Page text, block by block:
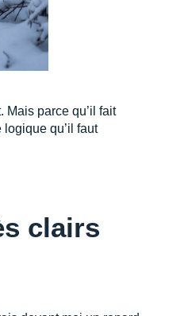
Mais parce qu’il fait
qu’il faut
clairs